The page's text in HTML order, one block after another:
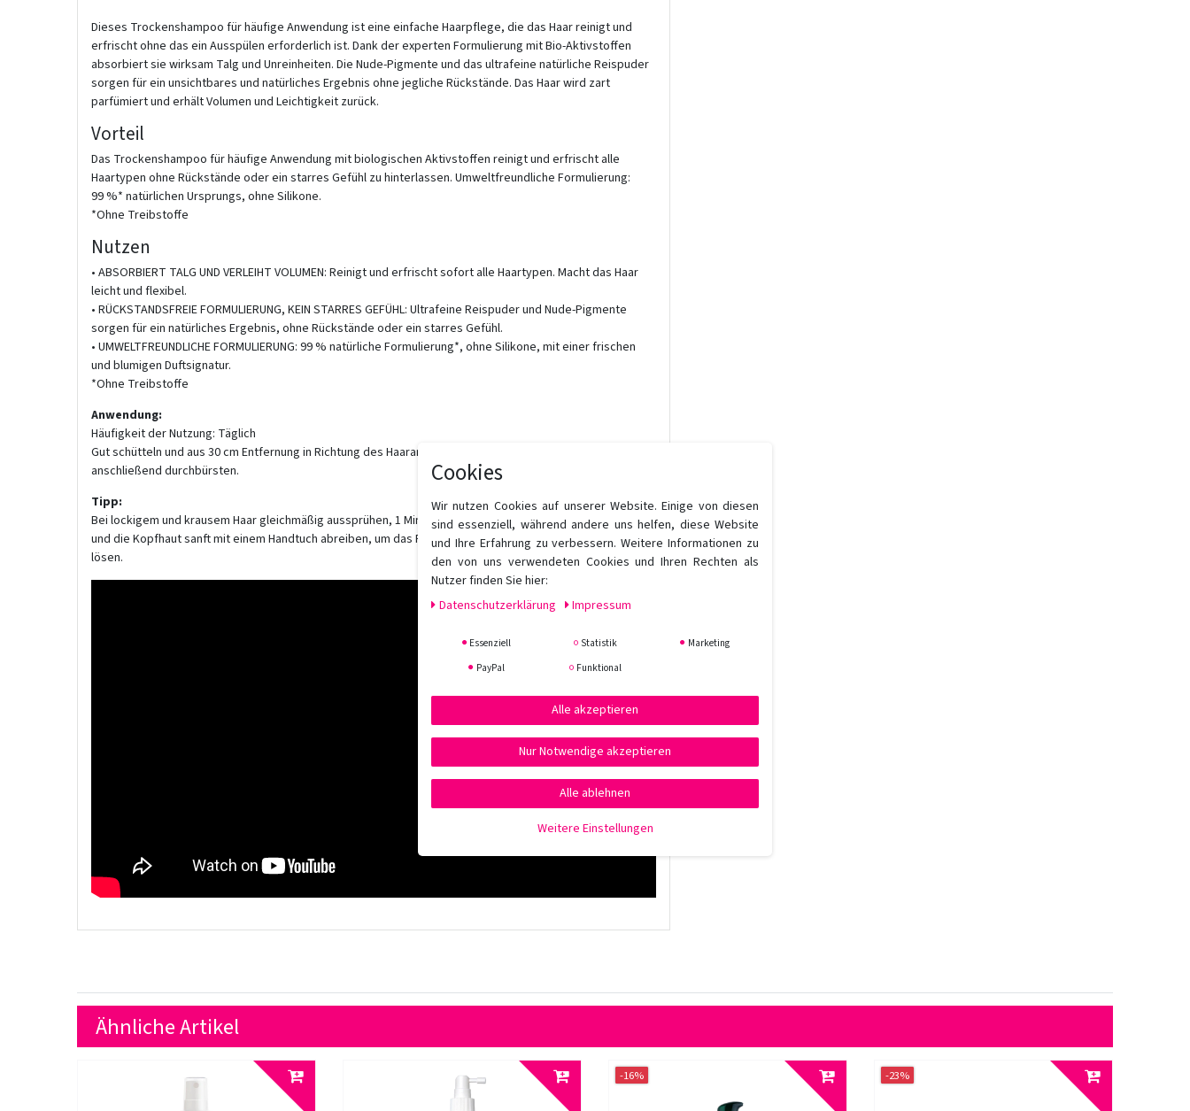
Dieses Trockenshampoo für häufige Anwendung ist eine einfache Haarpflege, die das Haar reinigt und
erfrischt ohne das ein Ausspülen erforderlich ist. Dank der experten Formulierung mit Bio-Aktivstoffen
absorbiert sie wirksam Talg und Unreinheiten. Die Nude-Pigmente und das ultrafeine natürliche Reispuder
sorgen für ein unsichtbares und natürliches Ergebnis ohne jegliche Rückstände. Das Haar wird zart
parfümiert und erhält Volumen und Leichtigkeit zurück.
Vorteil
Das Trockenshampoo für häufige Anwendung mit biologischen Aktivstoffen reinigt und erfrischt alle
Haartypen ohne Rückstände oder ein starres Gefühl zu hinterlassen. Umweltfreundliche Formulierung:
99 %* natürlichen Ursprungs, ohne Silikone.
*Ohne Treibstoffe
Nutzen
• ABSORBIERT TALG UND VERLEIHT VOLUMEN: Reinigt und erfrischt sofort alle Haartypen. Macht das Haar
leicht und flexibel.
• RÜCKSTANDSFREIE FORMULIERUNG, KEIN STARRES GEFÜHL: Ultrafeine Reispuder und Nude-Pigmente
sorgen für ein natürliches Ergebnis, ohne Rückstände oder ein starres Gefühl.
• UMWELTFREUNDLICHE FORMULIERUNG: 99 % natürliche Formulierung*, ohne Silikone, mit einer frischen
und blumigen Duftsignatur.
*Ohne Treibstoffe
Anwendung:
Häufigkeit der Nutzung: Täglich
Gut schütteln und aus 30 cm Entfernung in Richtung des Haaransatz sprühen. 1 Minute einwirken lassen,
anschließend durchbürsten.
Tipp:
Bei lockigem und krausem Haar gleichmäßig aussprühen, 1 Minute einwirken lassen, dann einmassieren
und die Kopfhaut sanft mit einem Handtuch abreiben, um das Pulver zu entfernen, ohne die Locken zu
lösen.
Ähnliche Artikel
-16% -23%
Cookies
Wir nutzen Cookies auf unserer Website. Einige von diesen
sind essenziell, während andere uns helfen, diese Website
und Ihre Erfahrung zu verbessern. Weitere Informationen zu
den von uns verwendeten Cookies und Ihren Rechten als
Nutzer finden Sie hier:
Daten­schutz­erklärung
Impressum
Essenziell Statistik
Marketing
PayPal
Funktional
Alle akzeptieren
Nur Notwendige akzeptieren
Alle ablehnen
Weitere Einstellungen